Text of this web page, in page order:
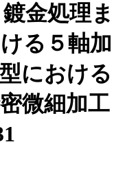
金処理ま
る５軸加
における
微細加工